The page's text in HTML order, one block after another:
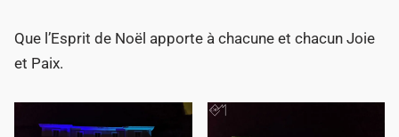
Que l’Esprit de Noël apporte à chacune et chacun Joie
et Paix.